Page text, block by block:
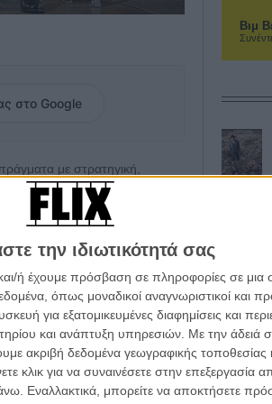
την ιδιωτικότητά σας
ή έχουμε πρόσβαση σε πληροφορίες σε
όπως μοναδικοί αναγνωριστικοί και
για εξατομικευμένες διαφημίσεις και
και ανάπτυξη υπηρεσιών. Με την άδειά
ακριβή δεδομένα γεωγραφικής τοποθεσίας
για να συναινέσετε στην επεξεργασία
Εναλλακτικά, μπορείτε να αποκτήσετε
στο Google
με στρατηγική,
τη θέση της στην ομάδα
Θα βρεθεί μπλεγμένη
μαθαίνει τον έρωτα σαν τις
απογαλακτιστεί, από τον
το «Καλύτερα δε Γίνεται», έχει
να τις στολίζει με
ξεκάθαρα το δρόμο τους,
συμβατική κομεντί, πράγμα
Βιμ